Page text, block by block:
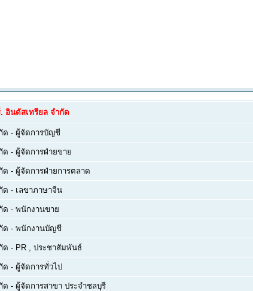
อินดัสเทรียล จำกัด
ด - ผู้จัดการบัญชี
ด - ผู้จัดการฝ่ายขาย
ด - ผู้จัดการฝ่ายการตลาด
ด - เลขาภาษาจีน
ด - พนักงานขาย
ด - พนักงานบัญชี
ด - PR , ประชาสัมพันธ์
ด - ผู้จัดการทั่วไป
ด - ผู้จัดการสาขา ประจำชลบุรี